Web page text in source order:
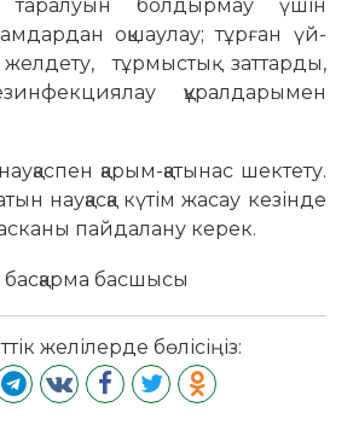
болдырмау үшін
оқшаулау; тұрған үй-
тұрмыстық заттарды,
құралдарымен
қарым-қатынас шектету.
науқасқа күтім жасау кезінде
пайдалану керек.
басшысы
желілерде бөлісіңіз: